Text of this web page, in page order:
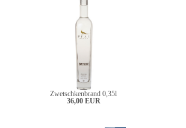
Zwetschkenbrand 0,35l
36,00 EUR